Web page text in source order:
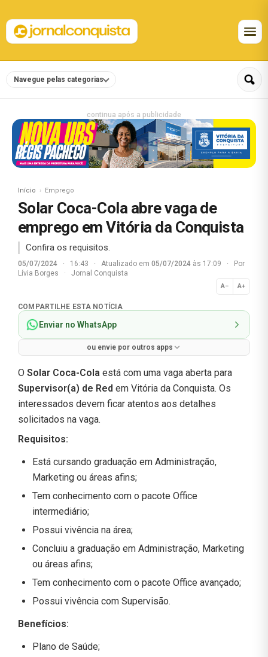
Navegue pelas categorias
continua após a publicidade
Início Emprego
Solar Coca-Cola abre vaga de
emprego em Vitória da Conquista
Confira os requisitos.
05/07/2024 · 16:43 · Atualizado em 05/07/2024 às 17:09 ·
Por
Lívia Borges
· Jornal Conquista
A− A+
Normal
COMPARTILHE ESTA NOTÍCIA
Enviar no WhatsApp
ou envie por outros apps
O Solar Coca-Cola está com uma vaga aberta para
Supervisor(a) de Red em Vitória da Conquista. Os
interessados devem ficar atentos aos detalhes
solicitados na vaga.
Requisitos:
Está cursando graduação em Administração,
Marketing ou áreas afins;
Tem conhecimento com o pacote Office
intermediário;
Possui vivência na área;
Concluiu a graduação em Administração, Marketing
ou áreas afins;
Tem conhecimento com o pacote Office avançado;
Possui vivência com Supervisão.
Benefícios:
Plano de Saúde;